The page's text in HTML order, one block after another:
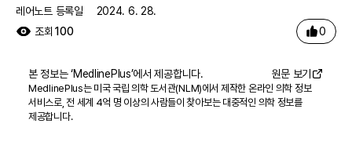
레어노트 등록일
2024. 6. 28.
조회 100 0
본 정보는 ‘MedlinePlus’에서 제공합니다. 원문 보기
MedlinePlus는 미국 국립 의학 도서관(NLM)에서 제작한 온라인 의학 정보
서비스로, 전 세계 4억 명 이상의 사람들이 찾아보는 대중적인 의학 정보를
제공합니다.